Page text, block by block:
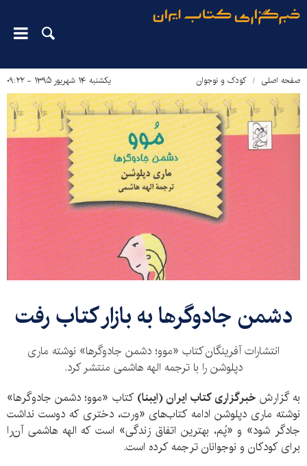
صفحه اصلی کودک و نوجوان یکشنبه ۱۴ شهریور ۱۳۹۵ - ۰۹:۲۲
​دشمن جادوگرها به بازار کتاب رفت
انتشارات آفرینگان کتاب «موو؛ دشمن جادوگرها» نوشته ماری
دپلوشن را با ترجمه الهه هاشمی منتشر کرد.
به گزارشخبرگزاری کتاب ایران (ایبنا)کتاب «موو؛ دشمن جادوگرها»
نوشته ماری دپلوشن ادامه کتاب‌های «ورت، دختری که دوست نداشت
جادگر شود» و «پُم، بهترین اتفاق زندگی» است که الهه هاشمی آن‌را
برای کودکان و نوجوانان ترجمه کرده است.